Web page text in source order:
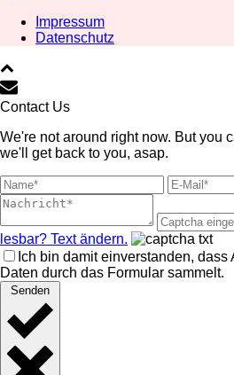
Impressum
Datenschutz
Contact Us
We're not around right now. But you
we'll get back to you, asap.
lesbar? Text ändern.
Ich bin damit einverstanden, dass
Daten durch das Formular sammelt.
Senden